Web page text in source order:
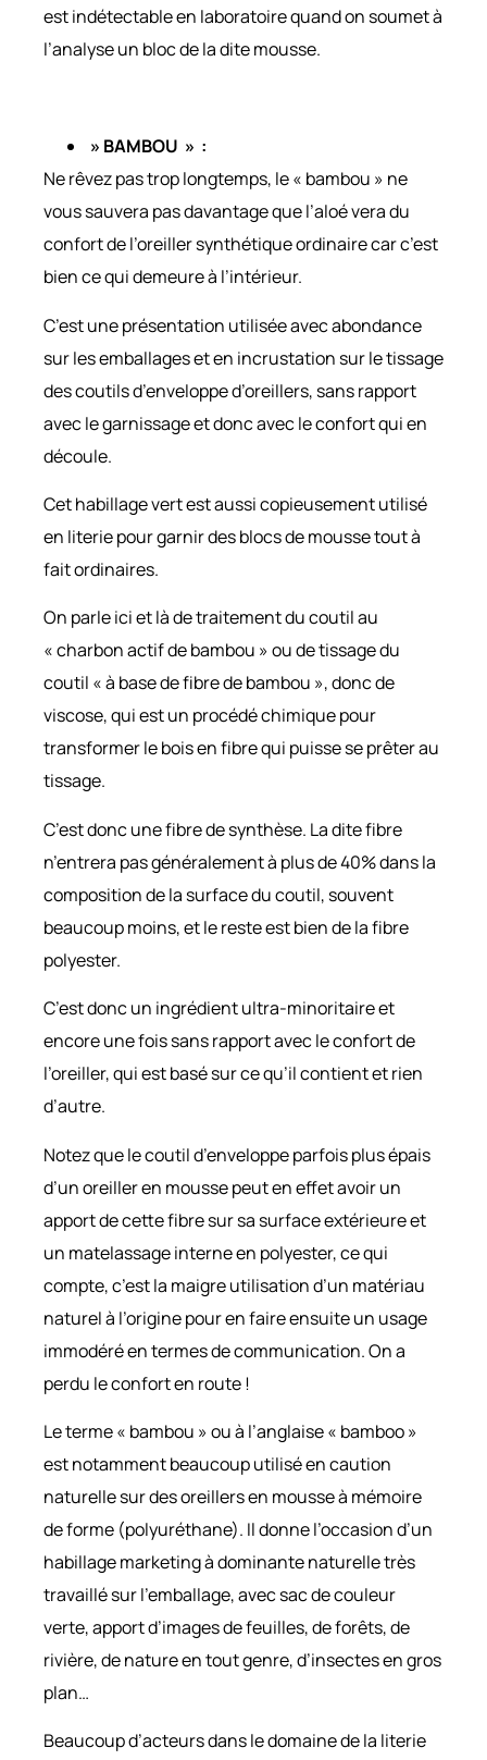
est indétectable en laboratoire quand on soumet à
l’analyse un bloc de la dite mousse.
» BAMBOU » :
Ne rêvez pas trop longtemps, le « bambou » ne
vous sauvera pas davantage que l’aloé vera du
confort de l’oreiller synthétique ordinaire car c’est
bien ce qui demeure à l’intérieur.
C’est une présentation utilisée avec abondance
sur les emballages et en incrustation sur le tissage
des coutils d’enveloppe d’oreillers, sans rapport
avec le garnissage et donc avec le confort qui en
découle.
Cet habillage vert est aussi copieusement utilisé
en literie pour garnir des blocs de mousse tout à
fait ordinaires.
On parle ici et là de traitement du coutil au
« charbon actif de bambou » ou de tissage du
coutil « à base de fibre de bambou », donc de
viscose, qui est un procédé chimique pour
transformer le bois en fibre qui puisse se prêter au
tissage.
C’est donc une fibre de synthèse. La dite fibre
n’entrera pas généralement à plus de 40% dans la
composition de la surface du coutil, souvent
beaucoup moins, et le reste est bien de la fibre
polyester.
C’est donc un ingrédient ultra-minoritaire et
encore une fois sans rapport avec le confort de
l’oreiller, qui est basé sur ce qu’il contient et rien
d’autre.
Notez que le coutil d’enveloppe parfois plus épais
d’un oreiller en mousse peut en effet avoir un
apport de cette fibre sur sa surface extérieure et
un matelassage interne en polyester, ce qui
compte, c’est la maigre utilisation d’un matériau
naturel à l’origine pour en faire ensuite un usage
immodéré en termes de communication. On a
perdu le confort en route !
Le terme « bambou » ou à l’anglaise « bamboo »
est notamment beaucoup utilisé en caution
naturelle sur des oreillers en mousse à mémoire
de forme (polyuréthane). Il donne l’occasion d’un
habillage marketing à dominante naturelle très
travaillé sur l’emballage, avec sac de couleur
verte, apport d’images de feuilles, de forêts, de
rivière, de nature en tout genre, d’insectes en gros
plan…
Beaucoup d’acteurs dans le domaine de la literie